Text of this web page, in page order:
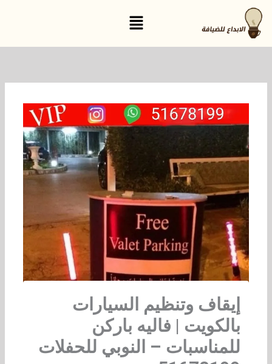
تخطي
إلى
المحتوى
القائمة
إيقاف وتنظيم السيارات
بالكويت | فاليه باركن
للمناسبات – النوبي للحفلات